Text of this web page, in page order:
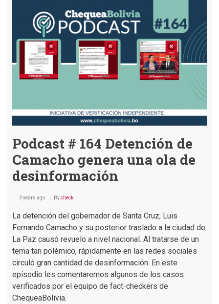
para
evitar
desinformación
en
contexto
polarizado
Podcast # 164 Detención de
Camacho genera una ola de
desinformación
3 years ago Bycheck
La detención del gobernador de Santa Cruz, Luis
Fernando Camacho y su posterior traslado a la ciudad de
La Paz causó revuelo a nivel nacional. Al tratarse de un
tema tan polémico, rápidamente en las redes sociales
circuló gran cantidad de desinformación. En este
episodio les comentaremos algunos de los casos
verificados por el equipo de fact-checkers de
ChequeaBolivia.